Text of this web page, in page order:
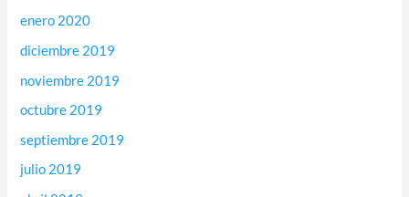
enero 2020
diciembre 2019
noviembre 2019
octubre 2019
septiembre 2019
julio 2019